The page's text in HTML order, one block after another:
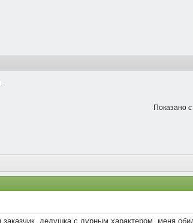
Показано
дедушка с дурным характером, меня